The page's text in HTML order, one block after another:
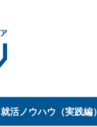
就活ノウハウ（実践編）